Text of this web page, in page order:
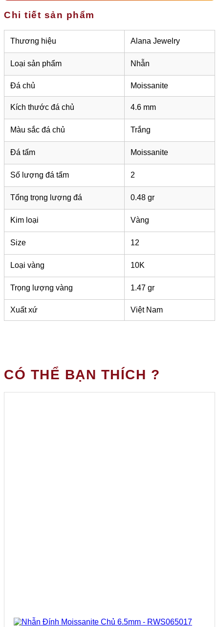
Chi tiết sản phẩm
Thương hiệu Alana Jewelry
Loại sản phẩm Nhẫn
Đá chủ Moissanite
Kích thước đá chủ 4.6 mm
Màu sắc đá chủ Trắng
Đá tấm Moissanite
Số lượng đá tấm 2
Tổng trọng lượng đá 0.48 gr
Kim loại Vàng
Size 12
Loại vàng 10K
Trọng lượng vàng 1.47 gr
Xuất xứ Việt Nam
CÓ THỂ BẠN THÍCH ?